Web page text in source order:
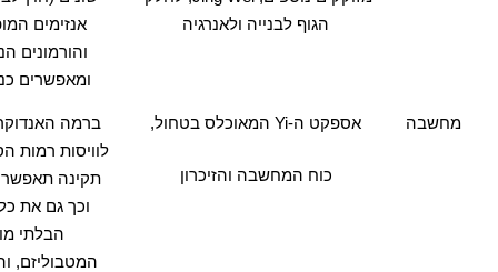
הגוף לבנייה ולאנרגיה
אנזימים
והורמונים
ומאפשרים
מחשבה אספקט ה-Yi המאוכלס בטחול,
כוח המחשבה והזיכרון
ברמה
לוויסות רמות
תקינה
וכך גם את
הבלתי
המטבוליזם,